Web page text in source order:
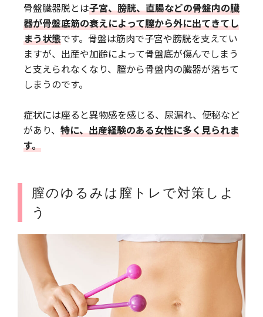
骨盤臓器脱とは子宮、膀胱、直腸などの骨盤内の臓
器が骨盤底筋の衰えによって膣から外に出てきてし
まう状態です。骨盤は筋肉で子宮や膀胱を支えてい
ますが、出産や加齢によって骨盤底が傷んでしまう
と支えられなくなり、膣から骨盤内の臓器が落ちて
しまうのです。
症状には座ると異物感を感じる、尿漏れ、便秘など
があり、 特に、出産経験のある女性に多く見られま
す。
膣のゆるみは膣トレで対策しよ
う